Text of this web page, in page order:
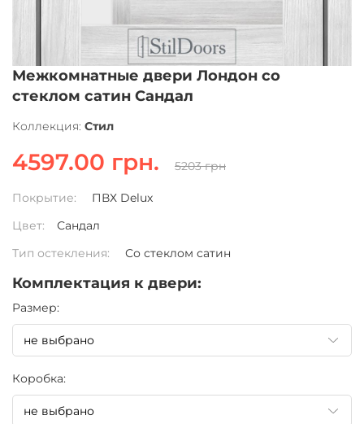
Межкомнатные двери Лондон со
стеклом сатин Сандал
Коллекция: Стил
4597.00 грн. 5203 грн
Покрытие:
ПВХ Delux
Цвет:
Сандал
Тип остекления:
Со стеклом сатин
Комплектация к двери:
Pазмер:
Коробка: